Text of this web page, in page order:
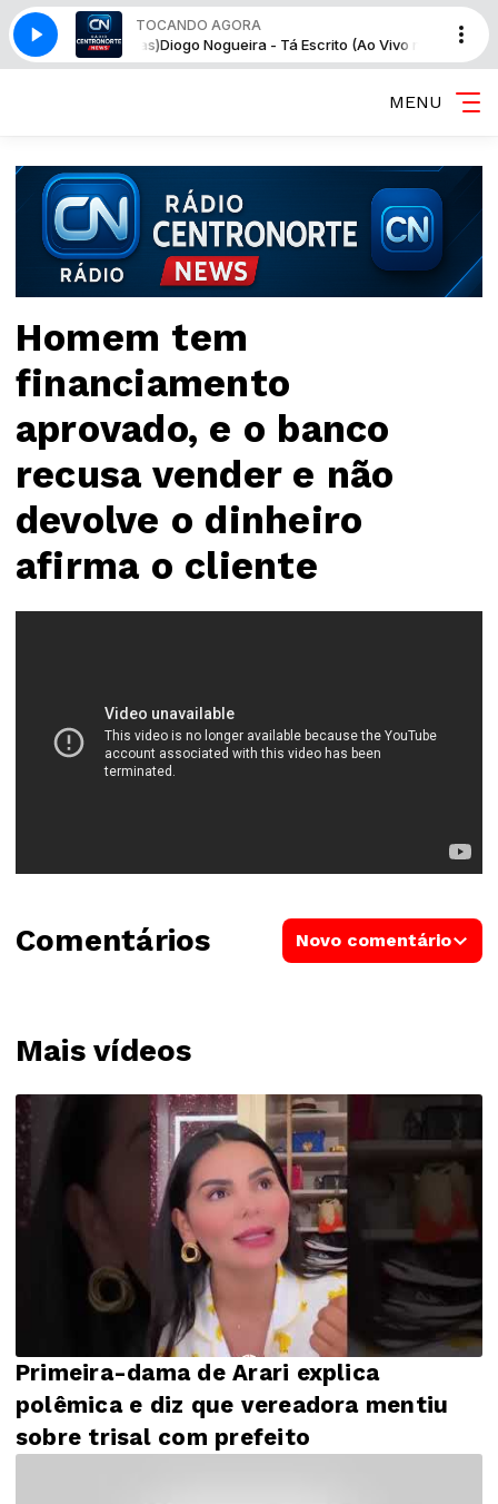
TOCANDO AGORA
no Noites Cariocas)Diogo Nogueira - Tá Escrito (Ao Vivo no Noites
MENU
Homem tem
financiamento
aprovado, e o banco
recusa vender e não
devolve o dinheiro
afirma o cliente
Mais vídeos
Primeira-dama de Arari explica
polêmica e diz que vereadora mentiu
sobre trisal com prefeito
Comentários Novo comentário